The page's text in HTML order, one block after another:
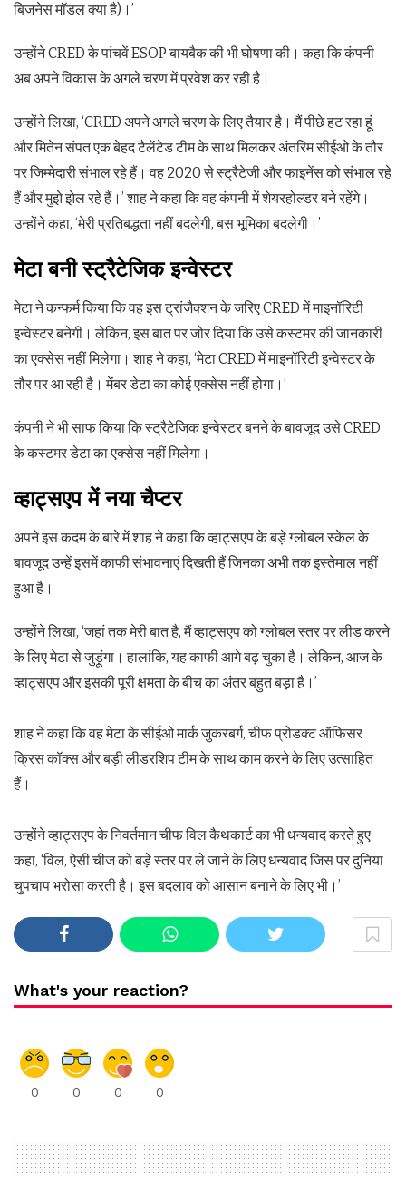
बिजनेस मॉडल क्या है)।’
उन्होंने CRED के पांचवें ESOP बायबैक की भी घोषणा की। कहा कि कंपनी
अब अपने विकास के अगले चरण में प्रवेश कर रही है।
उन्‍होंने लिखा, ‘CRED अपने अगले चरण के लिए तैयार है। मैं पीछे हट रहा हूं
और मितेन संपत एक बेहद टैलेंटेड टीम के साथ मिलकर अंतरिम सीईओ के तौर
पर जिम्मेदारी संभाल रहे हैं। वह 2020 से स्ट्रैटेजी और फाइनेंस को संभाल रहे
हैं और मुझे झेल रहे हैं।’ शाह ने कहा कि वह कंपनी में शेयरहोल्डर बने रहेंगे।
उन्होंने कहा, ‘मेरी प्रतिबद्धता नहीं बदलेगी, बस भूमिका बदलेगी।’
मेटा बनी स्ट्रैटेजिक इन्वेस्टर
मेटा ने कन्‍फर्म किया कि वह इस ट्रांजैक्‍शन के जरिए CRED में माइनॉरिटी
इन्वेस्टर बनेगी। लेकिन, इस बात पर जोर दिया कि उसे कस्टमर की जानकारी
का एक्सेस नहीं मिलेगा। शाह ने कहा, ‘मेटा CRED में माइनॉरिटी इन्वेस्टर के
तौर पर आ रही है। मेंबर डेटा का कोई एक्सेस नहीं होगा।’
कंपनी ने भी साफ किया कि स्ट्रैटेजिक इन्वेस्टर बनने के बावजूद उसे CRED
के कस्टमर डेटा का एक्सेस नहीं मिलेगा।
व्‍हाट्सएप में नया चैप्‍टर
अपने इस कदम के बारे में शाह ने कहा कि व्‍हाट्सएप के बड़े ग्लोबल स्केल के
बावजूद उन्हें इसमें काफी संभावनाएं दिखती हैं जिनका अभी तक इस्तेमाल नहीं
हुआ है।
उन्होंने लिखा, ‘जहां तक मेरी बात है, मैं व्‍हाट्सएप को ग्लोबल स्तर पर लीड करने
के लिए मेटा से जुड़ूंगा। हालांकि, यह काफी आगे बढ़ चुका है। लेकिन, आज के
व्‍हाट्सएप और इसकी पूरी क्षमता के बीच का अंतर बहुत बड़ा है।’
शाह ने कहा कि वह मेटा के सीईओ मार्क जुकरबर्ग, चीफ प्रोडक्ट ऑफिसर
क्रिस कॉक्स और बड़ी लीडरशिप टीम के साथ काम करने के लिए उत्साहित
हैं।
उन्होंने व्‍हाट्सएप के निवर्तमान चीफ विल कैथकार्ट का भी धन्यवाद करते हुए
कहा, ‘विल, ऐसी चीज को बड़े स्तर पर ले जाने के लिए धन्यवाद जिस पर दुनिया
चुपचाप भरोसा करती है। इस बदलाव को आसान बनाने के लिए भी।’
What's your reaction?
0 0 0 0